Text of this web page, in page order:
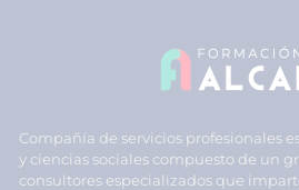
Compañía de servicios profesionales
y ciencias sociales compuesto de un
consultores especializados que